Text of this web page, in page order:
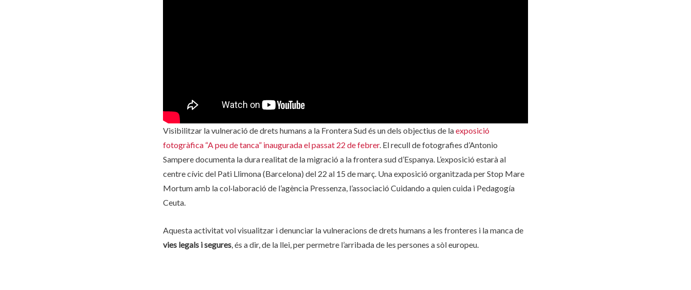
Visibilitzar la vulneració de drets humans a la Frontera Sud és un dels objectius de laexposició
fotogràfica “A peu de tanca” inaugurada el passat 22 de febrer. El recull de fotografies d’Antonio
Sampere documenta la dura realitat de la migració a la frontera sud d’Espanya. L’exposició estarà al
centre cívic del Pati Llimona (Barcelona) del 22 al 15 de març. Una exposició organitzada per Stop Mare
Mortum amb la col·laboració de l’agència Pressenza, l’associació Cuidando a quien cuida i Pedagogía
Ceuta.
Aquesta activitat vol visualitzar i denunciar la vulneracions de drets humans a les fronteres i la manca de
vies legals i segures , és a dir, de la llei, per permetre l’arribada de les persones a sòl europeu.